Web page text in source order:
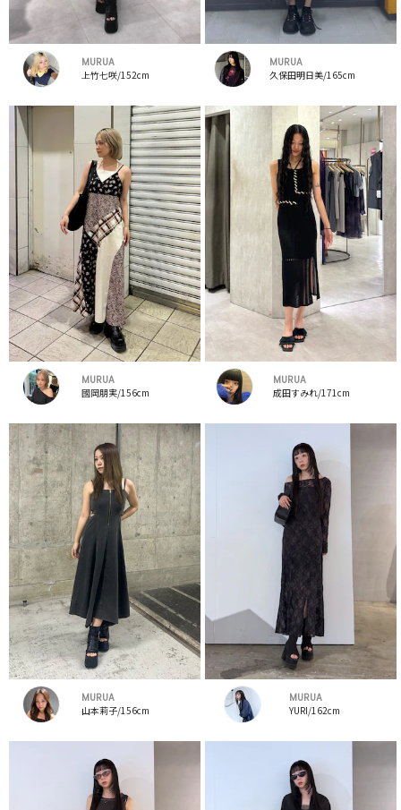
MURUA
上竹七咲/152cm
MURUA
久保田明日美/165cm
MURUA
國岡朋実/156cm
MURUA
成田すみれ/171cm
MURUA
山本莉子/156cm
MURUA
YURI/162cm